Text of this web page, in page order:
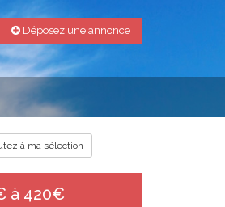
Déposez une annonce
à ma sélection
à 420€